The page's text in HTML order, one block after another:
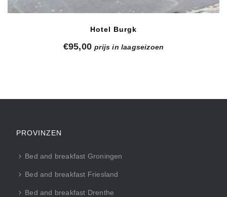
Hotel Burgk
€95,00 prijs in laagseizoen
PROVINZEN
Bed and breakfast Groningen
Bed and breakfast Friesland
Bed and breakfast Drenthe